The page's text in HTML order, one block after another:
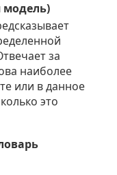
модель)
за
наиболее
или в данное
это